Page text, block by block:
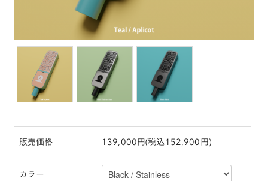
販売価格 139,000円(税込152,900円)
カラー